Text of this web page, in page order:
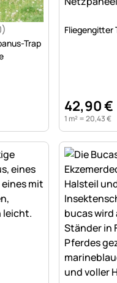
5 (20 Bewertungen)
Trap
Fliegengitter
42,90€
1 m² =20,43€
abgegeben